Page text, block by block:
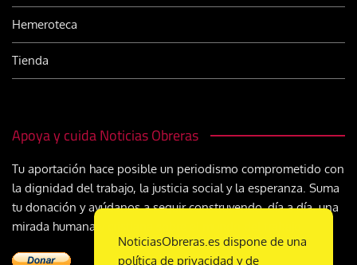
Hemeroteca
Tienda
Apoya y cuida Noticias Obreras
Tu aportación hace posible un periodismo comprometido con
la dignidad del trabajo, la justicia social y la esperanza. Suma
tu donación y ayúdanos a seguir construyendo, día a día, una
mirada humana y cristiana sobre el mundo del trabajo
NoticiasObreras.es dispone de una
política de privacidad y de